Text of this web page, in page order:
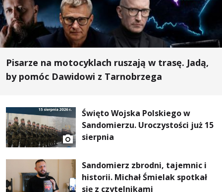
Pisarze na motocyklach ruszają w trasę. Jadą,
by pomóc Dawidowi z Tarnobrzega
Święto Wojska Polskiego w
Sandomierzu. Uroczystości już 15
sierpnia
Sandomierz zbrodni, tajemnic i
historii. Michał Śmielak spotkał
się z czytelnikami